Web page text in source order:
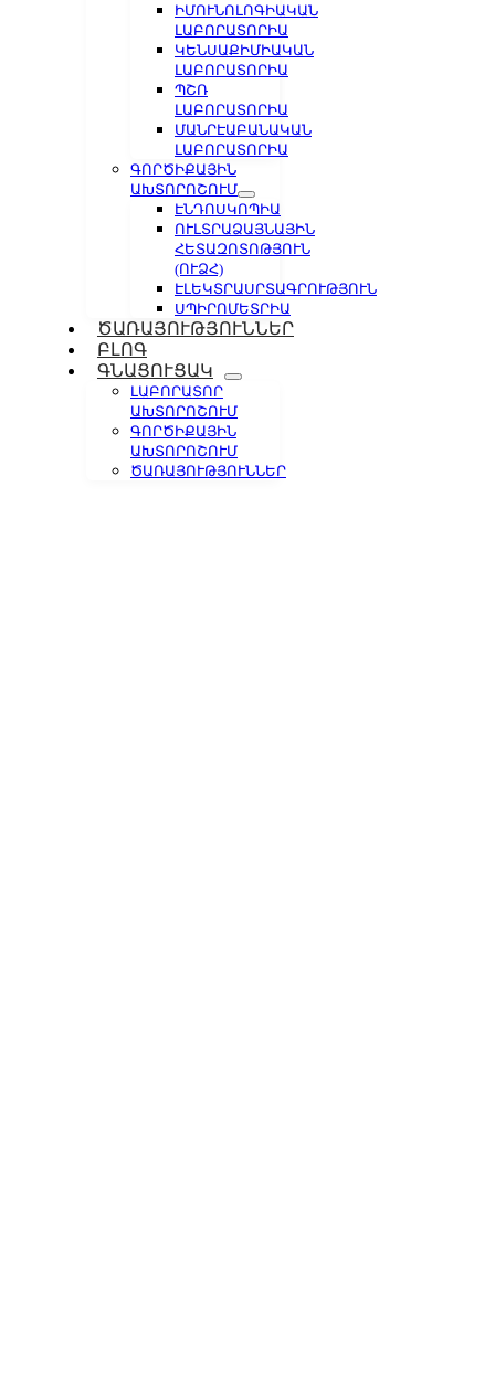
ԻՄՈՒՆՈԼՈԳԻԱԿԱՆ
ԼԱԲՈՐԱՏՈՐԻԱ
ԿԵՆՍԱՔԻՄԻԱԿԱՆ
ԼԱԲՈՐԱՏՈՐԻԱ
ՊՇՌ
ԼԱԲՈՐԱՏՈՐԻԱ
ՄԱՆՐԷԱԲԱՆԱԿԱՆ
ԼԱԲՈՐԱՏՈՐԻԱ
ԳՈՐԾԻՔԱՅԻՆ
ԱԽՏՈՐՈՇՈՒՄ
ԷՆԴՈՍԿՈՊԻԱ
ՈՒԼՏՐԱՁԱՅՆԱՅԻՆ
ՀԵՏԱԶՈՏՈԹՅՈՒՆ
(ՈՒՁՀ)
ԷԼԵԿՏՐԱՍՐՏԱԳՐՈՒԹՅՈՒՆ
ՍՊԻՐՈՄԵՏՐԻԱ
ԾԱՌԱՅՈՒԹՅՈՒՆՆԵՐ
ԲԼՈԳ
ԳՆԱՑՈՒՑԱԿ
ԼԱԲՈՐԱՏՈՐ
ԱԽՏՈՐՈՇՈՒՄ
ԳՈՐԾԻՔԱՅԻՆ
ԱԽՏՈՐՈՇՈՒՄ
ԾԱՌԱՅՈՒԹՅՈՒՆՆԵՐ